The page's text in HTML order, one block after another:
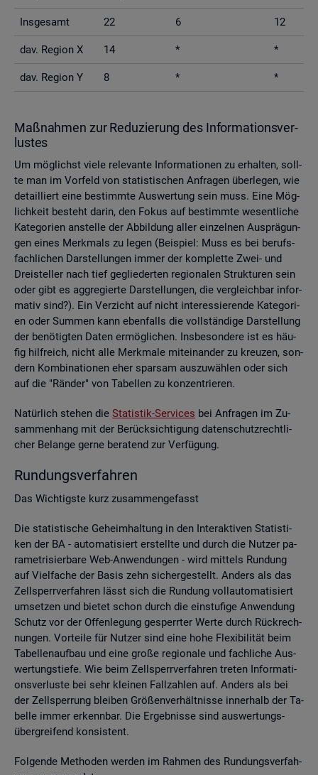
Ins­ge­samt 22 6 12
dav. Re­gi­on X 14 * *
dav. Re­gi­on Y 8 * *
Maß­nah­men zur Re­du­zie­rung des In­for­ma­ti­ons­ver­
lus­tes
Um mög­lichst viele re­le­van­te In­for­ma­tio­nen zu er­hal­ten, soll­
te man im Vor­feld von sta­tis­ti­schen An­fra­gen über­le­gen, wie
de­tail­liert eine be­stimm­te Aus­wer­tung sein muss. Eine Mög­
lich­keit be­steht darin, den Fokus auf be­stimm­te we­sent­li­che
Ka­te­go­ri­en an­stel­le der Ab­bil­dung aller ein­zel­nen Aus­prä­gun­
gen eines Merk­mals zu legen (Bei­spiel: Muss es bei be­rufs­
fach­li­chen Dar­stel­lun­gen immer der kom­plet­te Zwei- und
Drei­stel­ler nach tief ge­glie­der­ten re­gio­na­len Struk­tu­ren sein
oder gibt es agg­re­gier­te Dar­stel­lun­gen, die ver­gleich­bar in­for­
ma­tiv sind?). Ein Ver­zicht auf nicht in­ter­es­sie­ren­de Ka­te­go­ri­
en oder Sum­men kann eben­falls die voll­stän­di­ge Dar­stel­lung
der be­nö­tig­ten Daten er­mög­li­chen. Ins­be­son­de­re ist es häu­
fig hilf­reich, nicht alle Merk­ma­le mit­ein­an­der zu kreu­zen, son­
dern Kom­bi­na­tio­nen eher spar­sam aus­zu­wäh­len oder sich
auf die "Rän­der" von Ta­bel­len zu kon­zen­trie­ren.
Na­tür­lich ste­hen die Sta­tis­tik-Ser­vices bei An­fra­gen im Zu­
sam­men­hang mit der Be­rück­sich­ti­gung da­ten­schutz­recht­li­
cher Be­lan­ge gerne be­ra­tend zur Ver­fü­gung.
Run­dungs­ver­fah­ren
Das Wich­tigs­te kurz zu­sam­men­ge­fasst
Die sta­tis­ti­sche Ge­heim­hal­tung in den In­ter­ak­ti­ven Sta­tis­ti­
ken der BA - au­to­ma­ti­siert er­stell­te und durch die Nut­zer pa­
ra­me­tri­sier­ba­re Web-An­wen­dun­gen - wird mit­tels Run­dung
auf Viel­fa­che der Basis zehn si­cher­ge­stellt. An­ders als das
Zell­sperr­ver­fah­ren lässt sich die Run­dung voll­au­to­ma­ti­siert
um­set­zen und bie­tet schon durch die ein­stu­fi­ge An­wen­dung
Schutz vor der Of­fen­le­gung ge­sperr­ter Werte durch Rück­rech­
nun­gen. Vor­tei­le für Nut­zer sind eine hohe Fle­xi­bi­li­tät beim
Ta­bel­len­auf­bau und eine große re­gio­na­le und fach­li­che Aus­
wer­tungs­tie­fe. Wie beim Zell­sperr­ver­fah­ren tre­ten In­for­ma­ti­
ons­ver­lus­te bei sehr klei­nen Fall­zah­len auf. An­ders als bei
der Zell­sper­rung blei­ben Grö­ßen­ver­hält­nis­se in­ner­halb der Ta­
bel­le immer er­kenn­bar. Die Er­geb­nis­se sind aus­wer­tungs­
über­grei­fend kon­sis­tent.
Fol­gen­de Me­tho­den wer­den im Rah­men des Run­dungs­ver­fah­